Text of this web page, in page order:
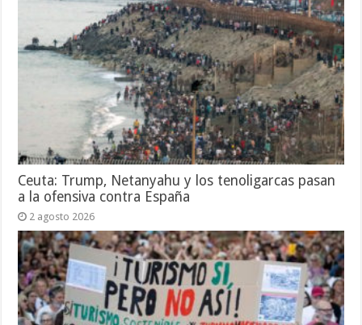
Ceuta: Trump, Netanyahu y los tenoligarcas pasan
a la ofensiva contra España
2 agosto 2026